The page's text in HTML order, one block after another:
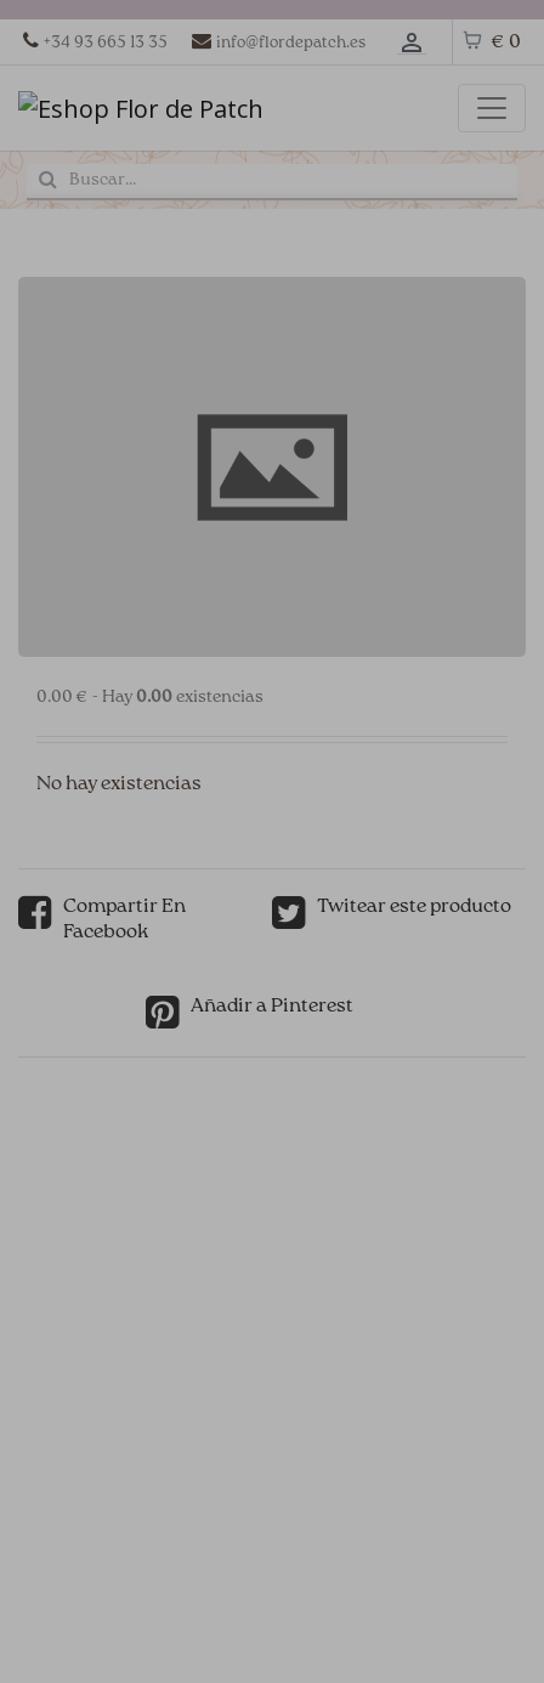
+34 93 665 13 35 info@flordepatch.es € 0
0.00 € - Hay 0.00existencias
No hay existencias
Compartir En
Facebook
Twitear este producto
Añadir a Pinterest